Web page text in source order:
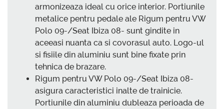
armonizeaza ideal cu orice interior. Portiunile
metalice pentru pedale ale Rigum pentru VW
Polo 09-/Seat Ibiza 08- sunt gindite in
aceeasi nuanta ca si covorasul auto. Logo-ul
si fisiile din aluminiu sunt bine fixate prin
tehnica de brazare.
Rigum pentru VW Polo 09-/Seat Ibiza 08-
asigura caracteristici inalte de trainicie.
Portiunile din aluminiu dubleaza perioada de